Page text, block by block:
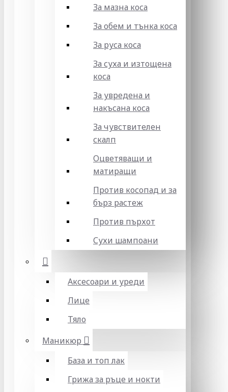
За мазна коса
За обем и тънка коса
За руса коса
За суха и изтощена
коса
За увредена и
накъсана коса
За чувствителен
скалп
Оцветяващи и
матиращи
Против косопад и за
бърз растеж
Против пърхот
Сухи шампоани
Аксесоари и уреди
Лице
Тяло
Маникюр
База и топ лак
Грижа за ръце и нокти